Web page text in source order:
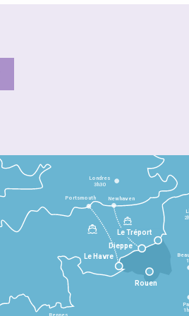
Le Havre
Dieppe
Le Tréport
Londres
3h30
Newhaven
Portsmouth
Rouen